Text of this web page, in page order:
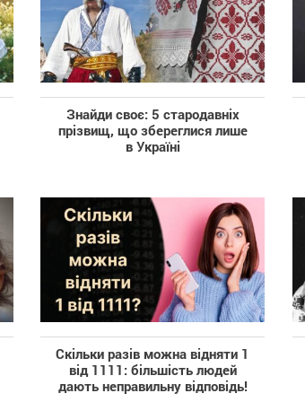
Знайди своє: 5 стародавніх
прізвищ, що збереглися лише
в Україні
Скільки разів можна відняти 1
від 1111: більшість людей
дають неправильну відповідь!